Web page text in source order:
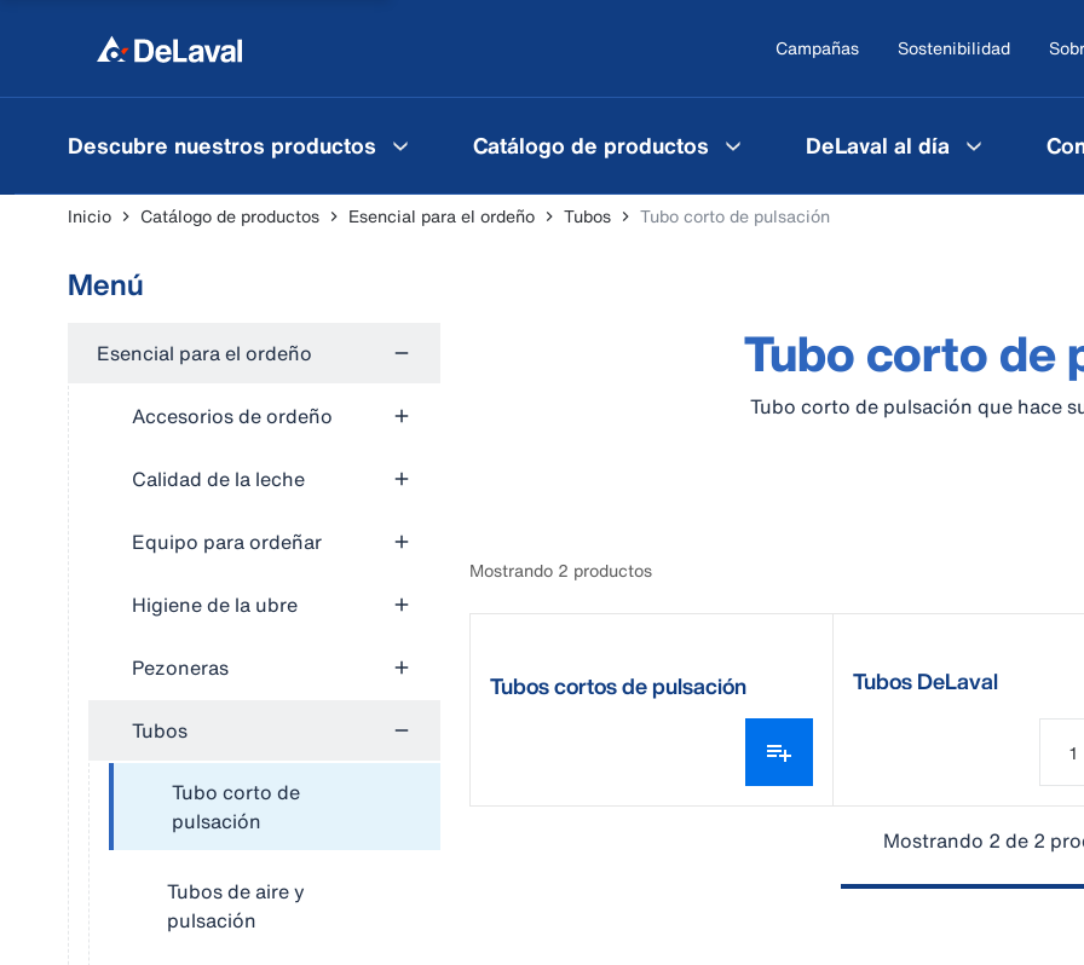
Campañas Sostenibilidad
Descubre nuestros productos Catálogo de productos DeLaval al día
Inicio Catálogo de productos Esencial para el ordeño Tubos Tubo corto de pulsación
Menú
Esencial para el ordeño
Accesorios de ordeño
Calidad de la leche
Equipo para ordeñar
Higiene de la ubre
Pezoneras
Tubos
Tubo corto de
pulsación
Tubos de aire y
pulsación
Tubo corto de
Tubo corto de pulsación que hace
Mostrando 2 productos
Tubos cortos de pulsación
Tubos DeLaval
Mostrando 2 de 2